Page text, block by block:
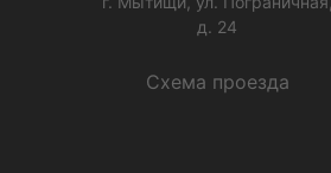
д. 24
Схема проезда